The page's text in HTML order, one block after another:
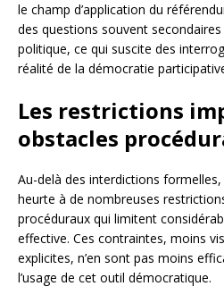
le champ d’application du
des questions souvent
politique, ce qui suscite des
réalité de la démocratie
Les restrictions
obstacles
Au-delà des interdictions
heurte à de nombreuses
procéduraux qui limitent
effective. Ces contraintes, moins
explicites, n’en sont pas moins
l’usage de cet outil démocratique.